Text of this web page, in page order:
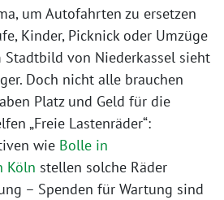
um Autofahrten zu ersetzen
Kinder, Picknick oder Umzüge
von Niederkassel sieht
Doch nicht alle brauchen
Platz und Geld für die
„Freie Lastenräder“:
wie Bolle in
Köln stellen solche Räder
– Spenden für Wartung sind